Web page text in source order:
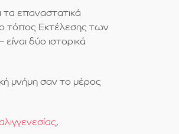
τα επαναστατικά
τόπος Εκτέλεσης των
δύο ιστορικά
μνήμη σαν το μέρος
,